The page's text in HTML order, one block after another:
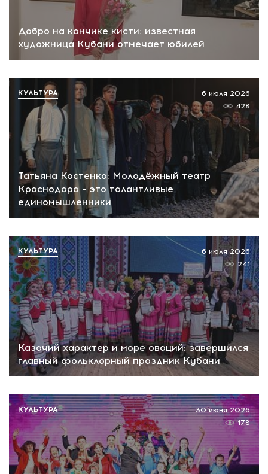
Добро на кончике кисти: известная
художница Кубани отмечает юбилей
Татьяна Костенко: Молодёжный театр
Краснодара – это талантливые
единомышленники
6 июля 2026
428
КУЛЬТУРА
Казачий характер и море оваций: завершился
главный фольклорный праздник Кубани
6 июля 2026
241
КУЛЬТУРА
30 июня 2026
178
КУЛЬТУРА